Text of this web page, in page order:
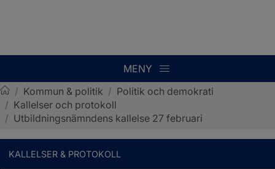
MENY
Sotenäs kommun
/ Kommun & politik / Politik och demokrati
/ Kallelser och protokoll
/ Utbildningsnämndens kallelse 27 februari
KALLELSER & PROTOKOLL